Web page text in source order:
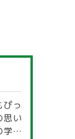
ぴっ
思い
学び